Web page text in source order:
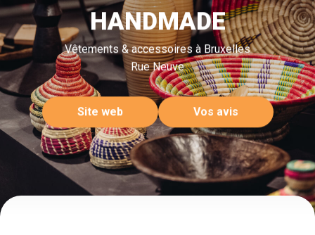
HANDMADE
Vêtements & accessoires à Bruxelles
Rue Neuve
Site web Vos avis